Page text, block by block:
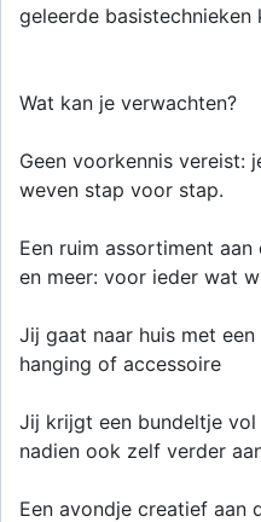
geleerde basistechnieken
Wat kan je verwachten?
Geen voorkennis vereist:
weven stap voor stap.
Een ruim assortiment
en meer: voor ieder wat
Jij gaat naar huis met
hanging of accessoire
Jij krijgt een bundeltje
nadien ook zelf verder
Een avondje creatief aan